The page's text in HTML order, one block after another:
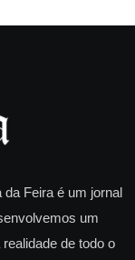
Feira é um jornal
um
de todo o